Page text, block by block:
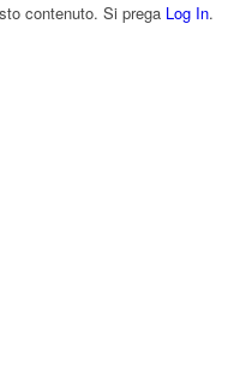
contenuto. Si prega Log In.